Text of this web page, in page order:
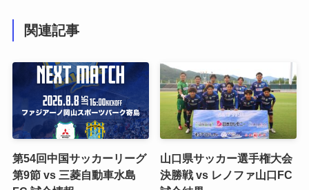
関連記事
第54回中国サッカーリーグ
第9節 vs 三菱自動車水島
山口県サッカー選手権大会
決勝戦 vs レノファ山口FC